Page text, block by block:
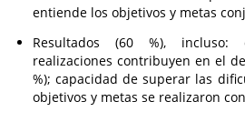
entiende los objetivos y metas
Resultados (60 %),
realizaciones contribuyen en el
%); capacidad de superar las
objetivos y metas se realizaron